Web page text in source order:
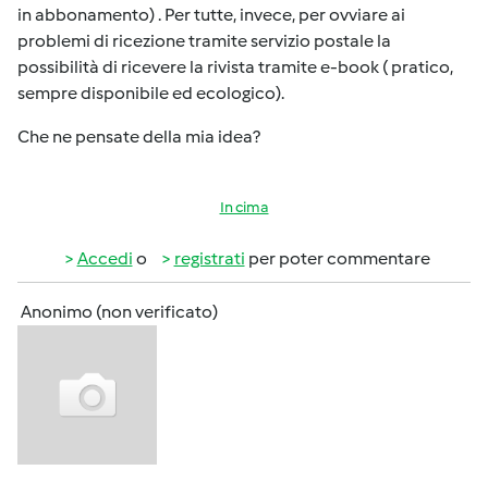
in abbonamento) . Per tutte, invece, per ovviare ai
problemi di ricezione tramite servizio postale la
possibilità di ricevere la rivista tramite e-book ( pratico,
sempre disponibile ed ecologico).
Che ne pensate della mia idea?
In cima
Accedi o registrati per poter commentare
Anonimo (non verificato)